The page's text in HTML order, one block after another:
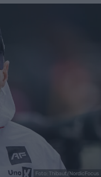
Foto: Thibaut/NordicFocus